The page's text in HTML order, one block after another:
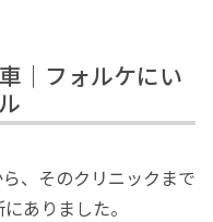
｜フォルケにい
、そのクリニックまで
ありました。